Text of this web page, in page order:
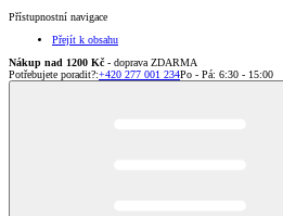
Přístupnostní navigace
Přejít k obsahu
Nákup nad 1200 Kč - doprava ZDARMA
Potřebujete poradit?:+420 277 001 234Po - Pá: 6:30 - 15:00